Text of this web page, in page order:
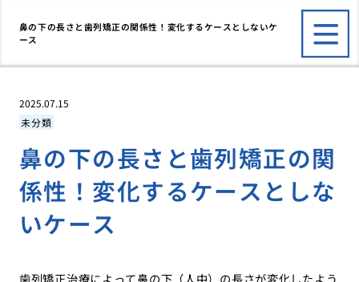
鼻の下の長さと歯列矯正の関係性！変化するケースとしないケ
ース
2025.07.15
未分類
鼻の下の長さと歯列矯正の関
係性！変化するケースとしな
いケース
歯列矯正治療によって鼻の下（人中）の長さが変化したよう